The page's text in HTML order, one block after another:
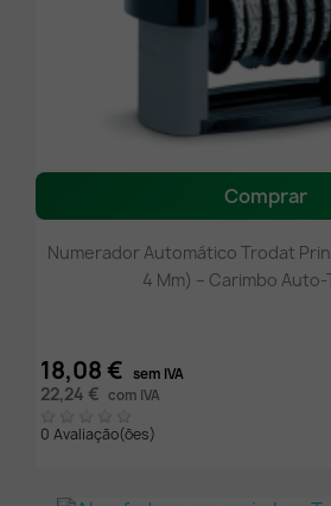
Comprar
Numerador Automático Trodat
4 Mm) – Carimbo
18,08 € sem IVA
22,24 € com IVA
0 Avaliação(ões)